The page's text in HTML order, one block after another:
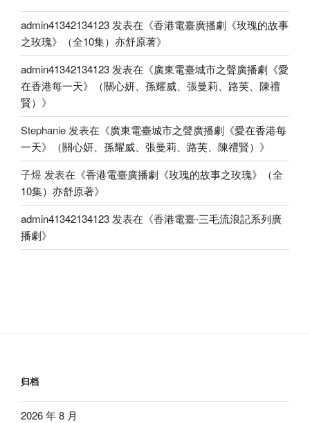
admin41342134123发表在《香港電臺廣播劇《玫瑰的故事
之玫瑰》（全10集）亦舒原著》
admin41342134123发表在《廣東電臺城市之聲廣播劇《愛
在香港每一天》（關心妍、孫耀威、張曼莉、路芙、陳禮
賢） 》
Stephanie发表在《廣東電臺城市之聲廣播劇《愛在香港每
一天》（關心妍、孫耀威、張曼莉、路芙、陳禮賢） 》
子煜 发表在《香港電臺廣播劇《玫瑰的故事之玫瑰》（全
10集）亦舒原著》
admin41342134123发表在《香港電臺-三毛流浪記系列廣
播劇》
归档
2026 年 8 月